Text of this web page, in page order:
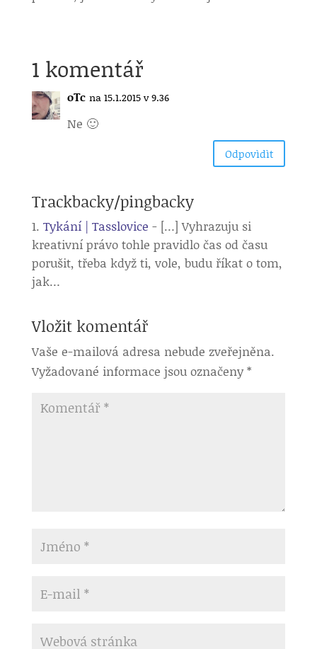
1 komentář
oTc na 15.1.2015 v 9.36
Ne 🙂
Odpovìdìt
Trackbacky/pingbacky
Tykání | Tasslovice - […] Vyhrazuju si
kreativní právo tohle pravidlo čas od času
porušit, třeba když ti, vole, budu říkat o tom,
jak…
Vložit komentář
Vaše e-mailová adresa nebude zveřejněna.
Vyžadované informace jsou označeny*